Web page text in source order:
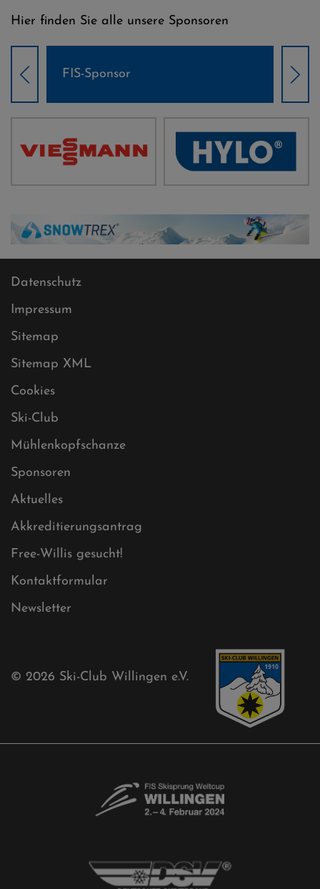
Hier finden Sie alle unsere Sponsoren
Weltcup-Sponsoren Damen
Datenschutz
Impressum
Sitemap
Sitemap XML
Cookies
Ski-Club
Mühlenkopfschanze
Sponsoren
Free-Willis gesucht!
Ski-Club Willingen e.V.